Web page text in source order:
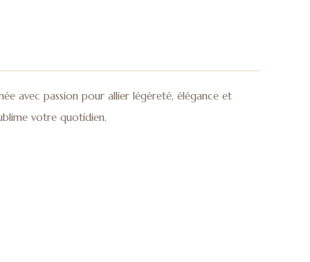
avec passion pour allier légèreté, élégance et
votre quotidien.